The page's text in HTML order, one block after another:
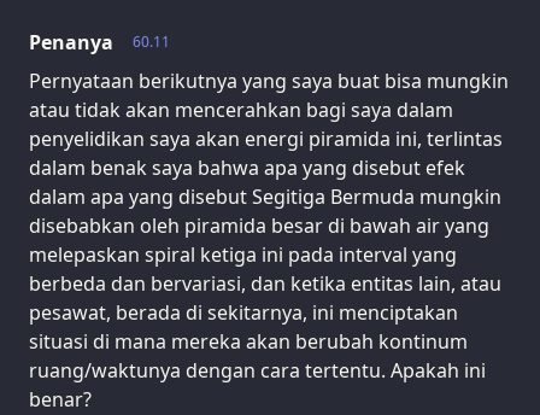
60.11
Penanya
Pernyataan berikutnya yang saya buat bisa mungkin
atau tidak akan mencerahkan bagi saya dalam
penyelidikan saya akan energi piramida ini, terlintas
dalam benak saya bahwa apa yang disebut efek
dalam apa yang disebut Segitiga Bermuda mungkin
disebabkan oleh piramida besar di bawah air yang
melepaskan spiral ketiga ini pada interval yang
berbeda dan bervariasi, dan ketika entitas lain, atau
pesawat, berada di sekitarnya, ini menciptakan
situasi di mana mereka akan berubah kontinum
ruang/waktunya dengan cara tertentu. Apakah ini
benar?